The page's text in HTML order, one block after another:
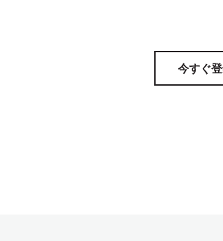
今すぐ